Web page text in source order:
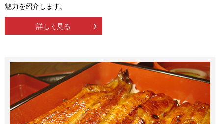
魅力を紹介します。
詳しく見る